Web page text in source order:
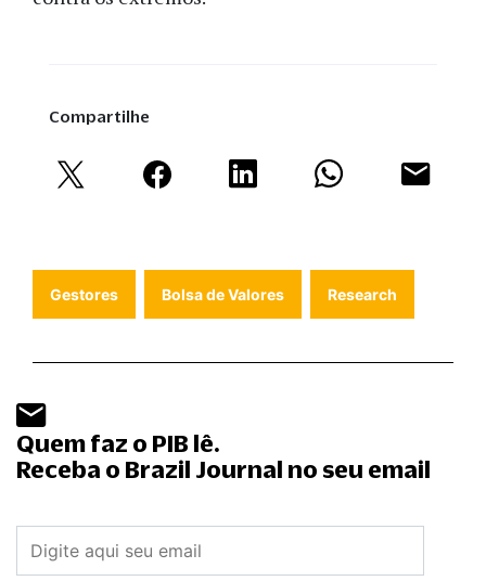
Compartilhe
Gestores Bolsa de Valores Research
Quem faz o PIB lê.
Receba o Brazil Journal no seu email